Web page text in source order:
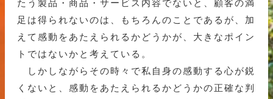
たう製品・商品・サービス内容でないと、顧客の満
足は得られないのは、もちろんのことであるが、加
えて感動をあたえられるかどうかが、大きなポイン
トではないかと考えている。
しかしながらその時々で私自身の感動する心が鋭
くないと、感動をあたえられるかどうかの正確な判